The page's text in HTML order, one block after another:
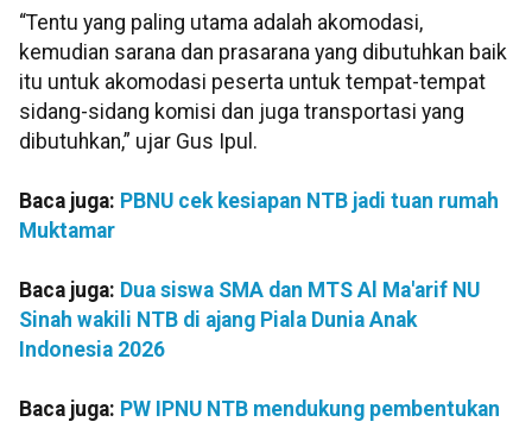
“Tentu yang paling utama adalah akomodasi,
kemudian sarana dan prasarana yang dibutuhkan baik
itu untuk akomodasi peserta untuk tempat-tempat
sidang-sidang komisi dan juga transportasi yang
dibutuhkan,” ujar Gus Ipul.
Baca juga: PBNU cek kesiapan NTB jadi tuan rumah
Muktamar
Baca juga: Dua siswa SMA dan MTS Al Ma'arif NU
Sinah wakili NTB di ajang Piala Dunia Anak
Indonesia 2026
Baca juga: PW IPNU NTB mendukung pembentukan